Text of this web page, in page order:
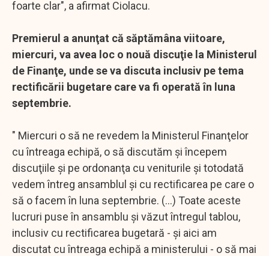
foarte clar", a afirmat Ciolacu.
Premierul a anunţat că săptămâna viitoare,
miercuri, va avea loc o nouă discuţie la Ministerul
de Finanţe, unde se va discuta inclusiv pe tema
rectificării bugetare care va fi operată în luna
septembrie.
" Miercuri o să ne revedem la Ministerul Finanţelor
cu întreaga echipă, o să discutăm şi începem
discuţiile şi pe ordonanţa cu veniturile şi totodată
vedem întreg ansamblul şi cu rectificarea pe care o
să o facem în luna septembrie. (...) Toate aceste
lucruri puse în ansamblu şi văzut întregul tablou,
inclusiv cu rectificarea bugetară - şi aici am
discutat cu întreaga echipă a ministerului - o să mai